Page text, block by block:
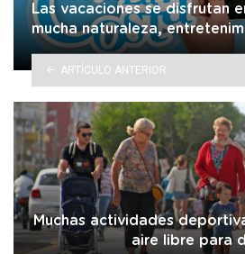
Las vacaciones se disfrutan
mucha naturaleza,
ARTÍCULO ANTERIOR
Muchas actividades
aire libre para